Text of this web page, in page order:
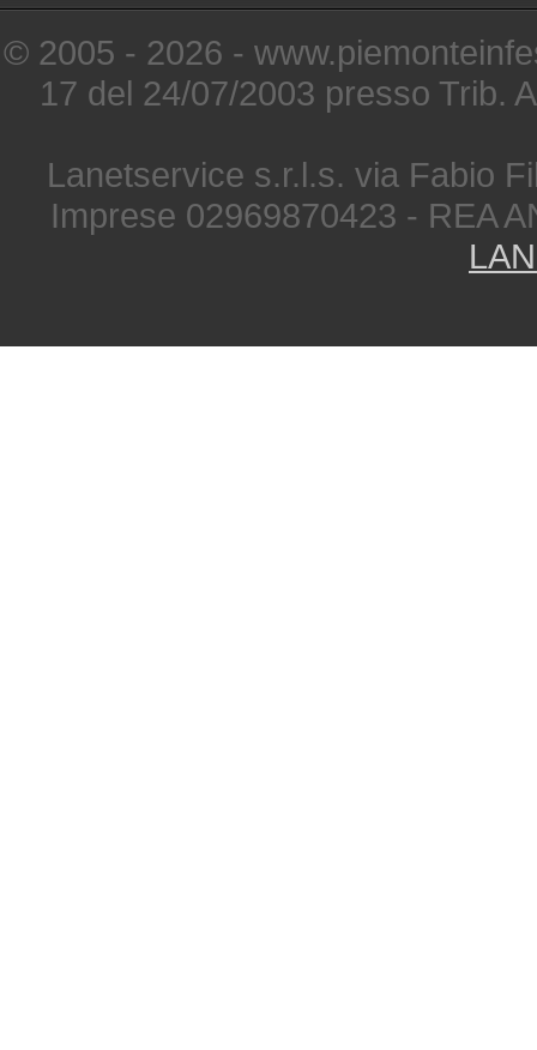
© 2005 - 2026 -
17 del 24/07/2003 presso Trib.
Lanetservice s.r.l.s. via Fabio
Imprese 02969870423 - REA